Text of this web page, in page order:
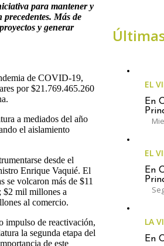
para mantener y
Más de
y generar
de COVID-19,
por $21.769.465.260
a mediados del año
el aislamiento
desde el
Enrique Vaquié. El
se volcaron más de $11
$2 mil millones a
al comercio.
impulso de reactivación,
la segunda etapa del
de este
EL
En
EL
En
LA
En